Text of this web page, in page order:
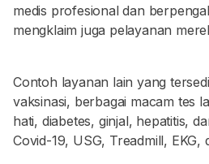
medis profesional dan
mengklaim juga pelayanan
Contoh layanan lain yang
vaksinasi, berbagai macam tes
hati, diabetes, ginjal, hepatitis,
Covid-19, USG, Treadmill, EKG,